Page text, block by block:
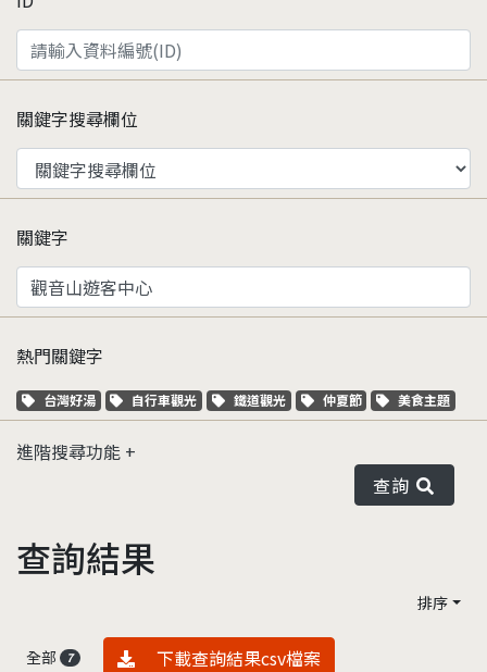
關鍵字搜尋欄位
關鍵字
熱門關鍵字
關鍵字標籤
台灣好湯 關鍵字標籤
自行車觀光 關鍵字標籤
鐵道觀光 關鍵字標籤
仲夏節 關鍵字標籤
美食主題
進階搜尋功能
查詢
查詢結果
排序
全部 7 資料下載
下載查詢結果csv檔案